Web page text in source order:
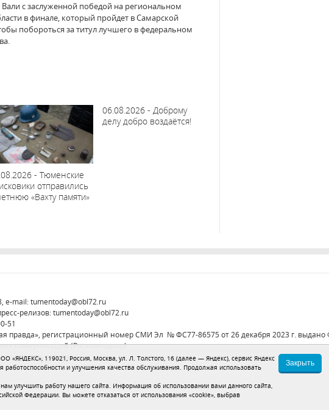
с заслуженной победой на региональном
в финале, который пройдет в Самарской
побороться за титул лучшего в федеральном
- Тюменские
отправились
«Вахту памяти»
06.08.2026 - Доброму
делу добро воздаётся!
e-mail:tumentoday@obl72.ru
релизов:tumentoday@obl72.ru
51
правда», регистрационный номер СМИ Эл № ФС77-86575 от 26 декабря 2023 г.
коммуникаций (Роскомнадзор)
область сегодня»
«ЯНДЕКС», 119021, Россия, Москва, ул. Л. Толстого, 16 (далее — Яндекс), сервис Яндекс
и улучшения качества обслуживания. Продолжая использовать
улучшить работу нашего сайта. Информация об использовании вами данного сайта,
Федерации. Вы можете отказаться от использования «cookie», выбрав
Закрыть